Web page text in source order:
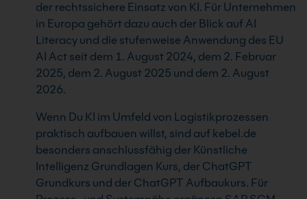
der rechtssichere Einsatz von KI. Für Unternehmen
in Europa gehört dazu auch der Blick auf AI
Literacy und die stufenweise Anwendung des EU
AI Act seit dem 1. August 2024, dem 2. Februar
2025, dem 2. August 2025 und dem 2. August
2026.
Wenn Du KI im Umfeld von Logistikprozessen
praktisch aufbauen willst, sind auf kebel.de
besonders anschlussfähig der Künstliche
Intelligenz Grundlagen Kurs, der ChatGPT
Grundkurs und der ChatGPT Aufbaukurs. Für